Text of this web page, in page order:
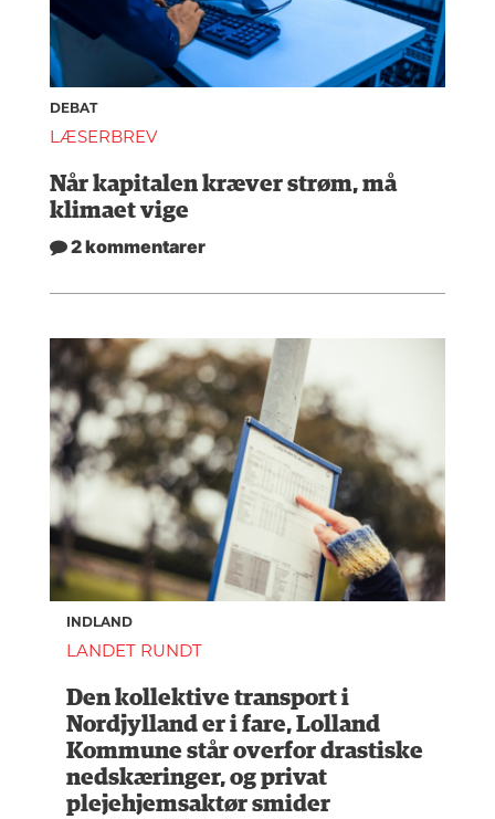
DEBAT
LÆSERBREV
Når kapitalen kræver strøm, må
klimaet vige
2 kommentarer
INDLAND
LANDET RUNDT
Den kollektive transport i
Nordjylland er i fare, Lolland
Kommune står overfor drastiske
nedskæringer, og privat
plejehjemsaktør smider